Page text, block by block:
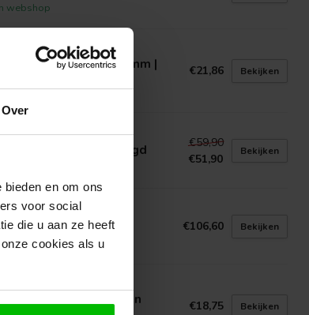
Over
en om ons
voor social
die u aan ze heeft
cookies als u
webshop
21x145mm |
webshop
€21,86 Bekijken
HOUT
150x150mm Fijnbezaagd
€59,90
€51,90
Bekijken
HOUT
5850mm
webshop
€106,60 Bekijken
vellingdeel | Eiken €18,75 Bekijken